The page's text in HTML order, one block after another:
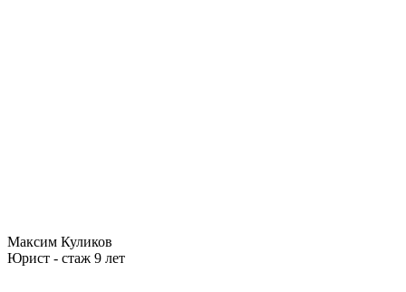
Максим Куликов
Юрист - стаж 9 лет